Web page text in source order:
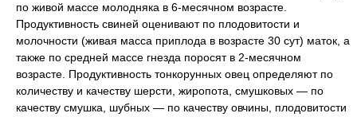
по живой массе молодняка в 6-месячном возрасте.
Продуктивность свиней оценивают по плодовитости и
молочности (живая масса приплода в возрасте 30 сут) маток, а
также по средней массе гнезда поросят в 2-месячном
возрасте. Продуктивность тонкорунных овец определяют по
количеству и качеству шерсти, жиропота, смушковых — по
качеству смушка, шубных — по качеству овчины, плодовитости